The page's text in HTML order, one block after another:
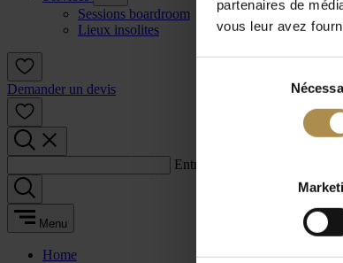
partenaires de
vous leur avez
Sessions boardroom
Lieux insolites
Demander un devis
Entrez un terme de recherche :
Menu
Home